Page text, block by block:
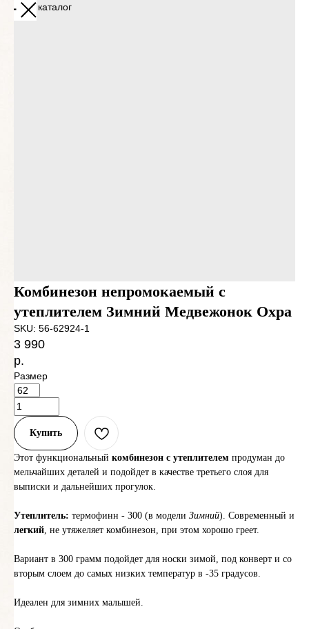
Назад в каталог
Комбинезон непромокаемый с
утеплителем Зимний Медвежонок Охра
SKU: 56-62924-1
3 990
р.
Размер
Купить
Этот функциональный комбинезон с утеплителем продуман до
мельчайших деталей и подойдет в качестве третьего слоя для
выписки и дальнейших прогулок.
Утеплитель: термофинн - 300 (в модели Зимний). Современный и
легкий, не утяжеляет комбинезон, при этом хорошо греет.
Вариант в 300 грамм подойдет для носки зимой, под конверт и со
вторым слоем до самых низких температур в -35 градусов.
Идеален для зимних малышей.